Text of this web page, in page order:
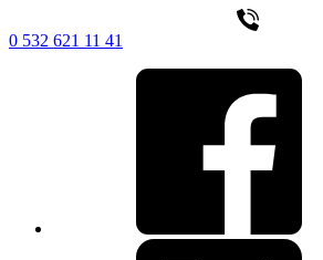
0 532 621 11 41